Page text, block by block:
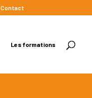
Contact
Les formations